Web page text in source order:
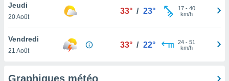
et que
Jeudi
20 Août
33° / 23° 17- 40
km/h
Vendredi
21 Août
33° / 22° 24- 51
km/h
Graphiques météo